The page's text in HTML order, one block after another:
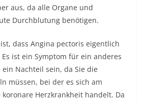
aus, da alle Organe und
Durchblutung benötigen.
dass Angina pectoris eigentlich
ist ein Symptom für ein anderes
ein Nachteil sein, da Sie die
müssen, bei der es sich am
Herzkrankheit handelt. Da